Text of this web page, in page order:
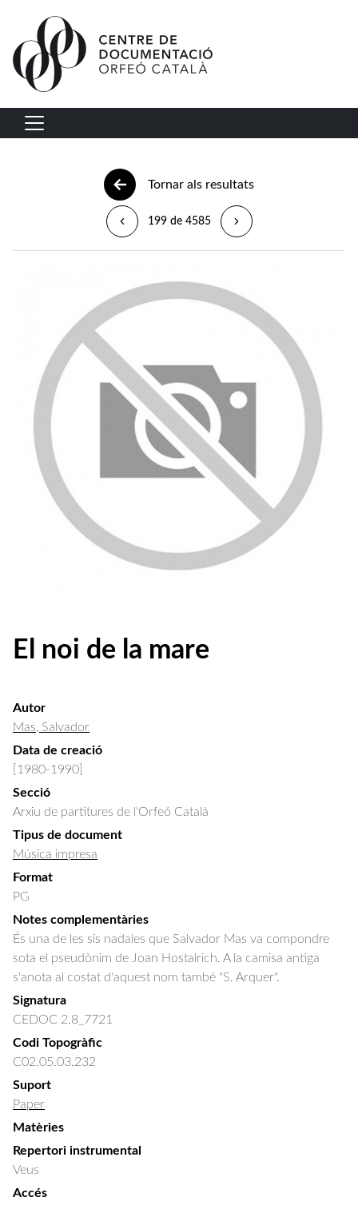
Vés al contingut
Navegació principal
Tornar als resultats
199 de 4585
El noi de la mare
Autor
Mas, Salvador
Data de creació
[1980-1990]
Secció
Arxiu de partitures de l'Orfeó Català
Tipus de document
Música impresa
Format
PG
Notes complementàries
És una de les sis nadales que Salvador Mas va compondre
sota el pseudònim de Joan Hostalrich. A la camisa antiga
s'anota al costat d'aquest nom també "S. Arquer".
Signatura
CEDOC 2.8_7721
Codi Topogràfic
C02.05.03.232
Suport
Paper
Matèries
Repertori instrumental
Veus
Accés